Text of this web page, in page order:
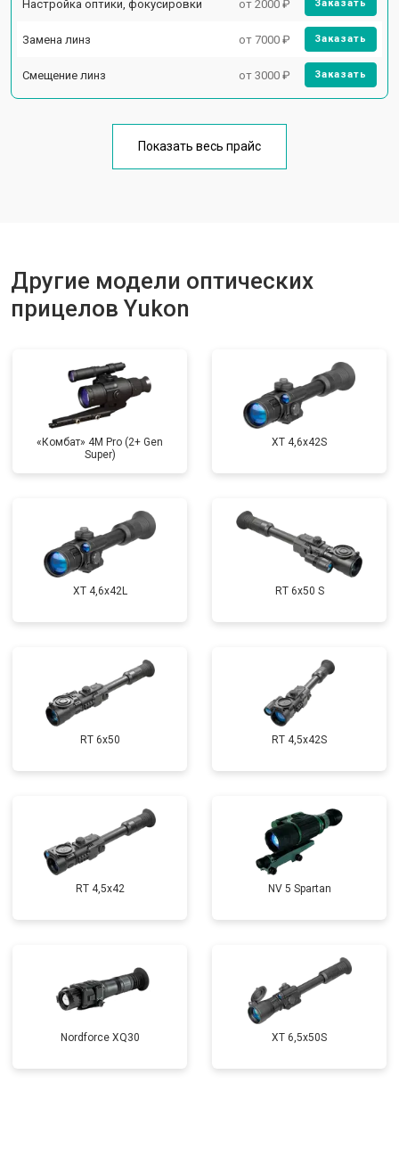
Настройка оптики, фокусировки от 2000 ₽ Заказать
Замена линз от 7000 ₽ Заказать
Смещение линз от 3000 ₽ Заказать
Показать весь прайс
Другие модели оптических
прицелов Yukon
«Комбат» 4M Pro (2+ Gen
Super)
XT 4,6x42S
XT 4,6x42L RT 6x50 S
RT 6x50 RT 4,5х42S
RT 4,5х42 NV 5 Spartan
Nordforce XQ30 XT 6,5x50S